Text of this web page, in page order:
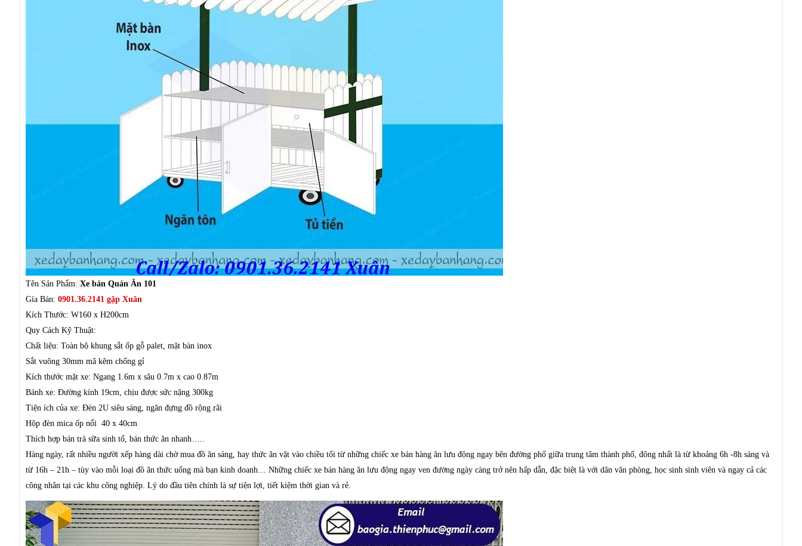
Tên Sản Phẩm: Xe bán Quán Ăn 101
Gía Bán: 0901.36.2141 gặp Xuân
Kích Thước: W160 x H200cm
Quy Cách Kỹ Thuật:
Chất liệu: Toàn bộ khung sắt ốp gỗ palet, mặt bàn inox
Sắt vuông 30mm mã kẽm chống gỉ
Kích thước mặt xe: Ngang 1.6m x sâu 0.7m x cao 0.87m
Bánh xe: Đường kính 19cm, chịu được sức nặng 300kg
Tiện ích của xe: Đèn 2U siêu sáng, ngăn đựng đồ rộng rãi
Hộp đèn mica ốp nổi 40 x 40cm
Thích hợp bán trà sữa sinh tố, bán thức ăn nhanh…..
Hàng ngày, rất nhiều người xếp hàng dài chờ mua đồ ăn sáng, hay thức ăn vặt vào chiều tối từ những chiếc xe bán hàng ăn lưu động ngay bên đường phố giữa trung tâm thành phố, đông nhất là từ khoảng 6h -8h sáng và
từ 16h – 21h – tùy vào mỗi loại đồ ăn thức uống mà bạn kinh doanh… Những chiếc xe bán hàng ăn lưu động ngay ven đường ngày càng trở nên hấp dẫn, đặc biệt là với dân văn phòng, học sinh sinh viên và ngay cả các
công nhân tại các khu công nghiệp. Lý do đầu tiên chính là sự tiện lợi, tiết kiệm thời gian và rẻ.